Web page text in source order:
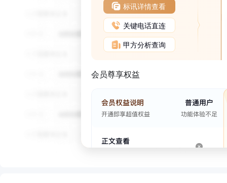
标讯详情查看
关键电话直连
甲方分析查询
会员尊享权益